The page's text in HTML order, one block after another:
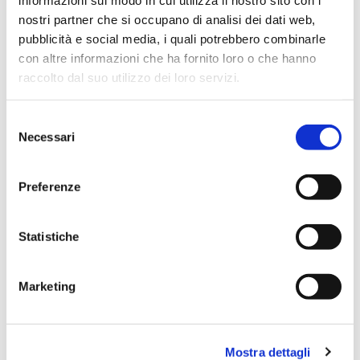
nostri partner che si occupano di analisi dei dati web,
pubblicità e social media, i quali potrebbero combinarle
con altre informazioni che ha fornito loro o che hanno
raccolto dal suo utilizzo dei loro servizi.
delNecessari
Preferenze
Statistiche
Marketing
Mostra dettagli
Federico Montaguti e
Restauratori e rilegatori di libri antichi